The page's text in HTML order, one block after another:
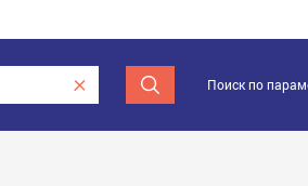
Поиск по